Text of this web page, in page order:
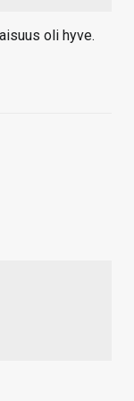
oli hyve.